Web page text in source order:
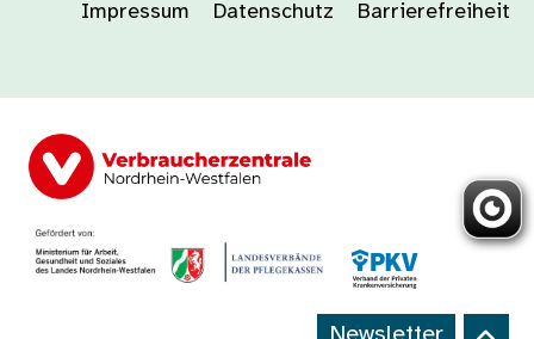
Impressum Datenschutz Barrierefreiheit